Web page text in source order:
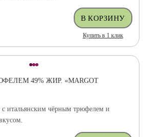
Купить в 1 клик
49% ЖИР. «MARGOT
итальянским чёрным трюфелем и